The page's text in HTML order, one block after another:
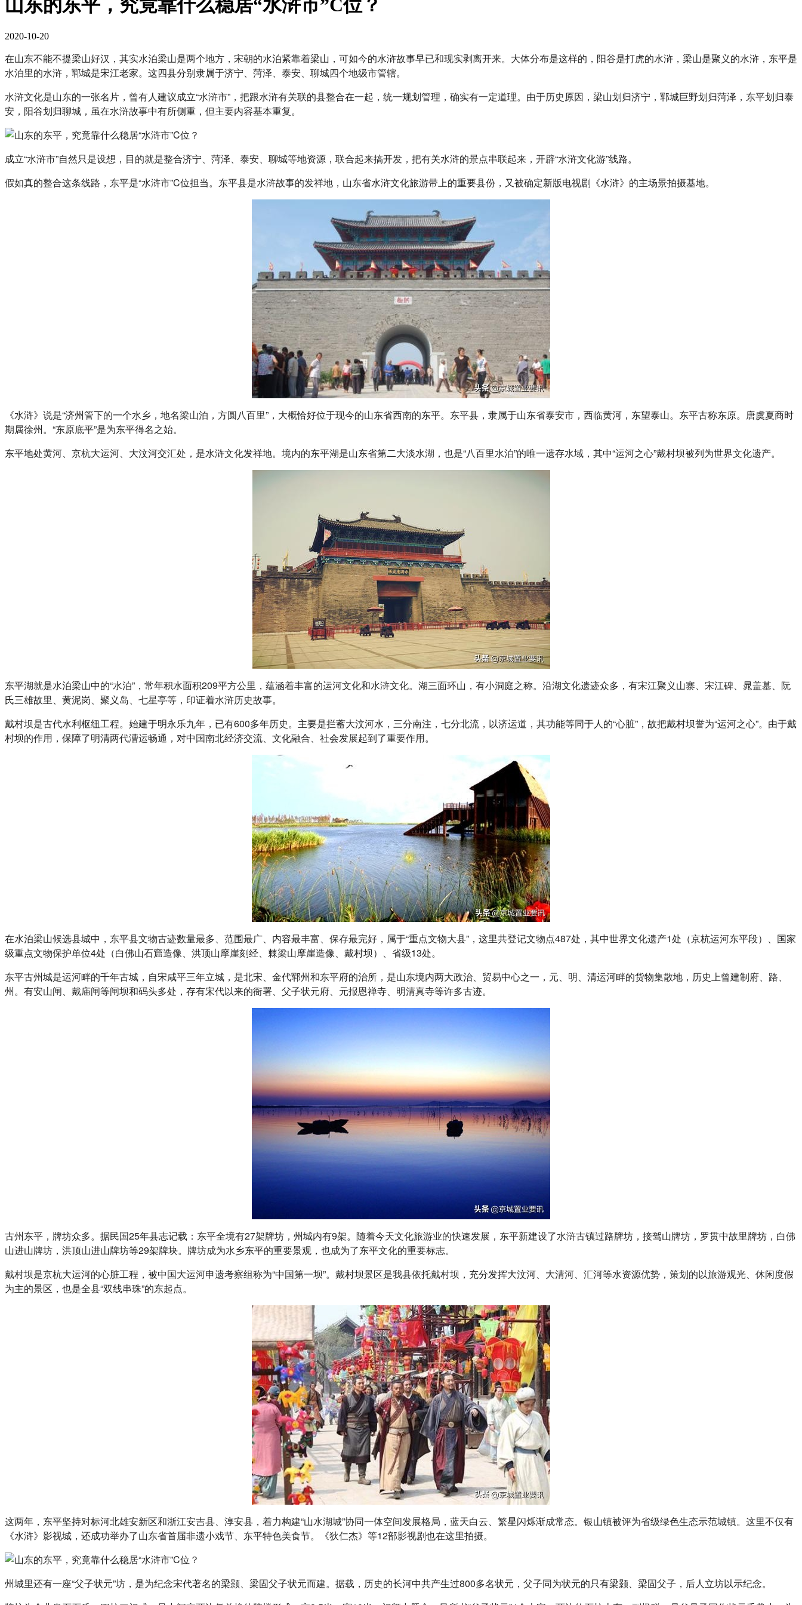
山东的东平，究竟靠什么稳居“水浒市”C位？
2020-10-20
在山东不能不提梁山好汉，其实水泊梁山是两个地方，宋朝的水泊紧靠着梁山，可如今的水浒故事早已和现实剥离开来。大体分布是这样的，阳谷是打虎的水浒，梁山是聚义的水浒，东平是
水泊里的水浒，郓城是宋江老家。这四县分别隶属于济宁、菏泽、泰安、聊城四个地级市管辖。
水浒文化是山东的一张名片，曾有人建议成立“水浒市”，把跟水浒有关联的县整合在一起，统一规划管理，确实有一定道理。由于历史原因，梁山划归济宁，郓城巨野划归菏泽，东平划归泰
安，阳谷划归聊城，虽在水浒故事中有所侧重，但主要内容基本重复。
成立“水浒市”自然只是设想，目的就是整合济宁、菏泽、泰安、聊城等地资源，联合起来搞开发，把有关水浒的景点串联起来，开辟“水浒文化游”线路。
假如真的整合这条线路，东平是“水浒市”C位担当。东平县是水浒故事的发祥地，山东省水浒文化旅游带上的重要县份，又被确定新版电视剧《水浒》的主场景拍摄基地。
《水浒》说是“济州管下的一个水乡，地名梁山泊，方圆八百里”，大概恰好位于现今的山东省西南的东平。东平县，隶属于山东省泰安市，西临黄河，东望泰山。东平古称东原。唐虞夏商时
期属徐州。“东原底平”是为东平得名之始。
东平地处黄河、京杭大运河、大汶河交汇处，是水浒文化发祥地。境内的东平湖是山东省第二大淡水湖，也是“八百里水泊”的唯一遗存水域，其中“运河之心”戴村坝被列为世界文化遗产。
东平湖就是水泊梁山中的“水泊”，常年积水面积209平方公里，蕴涵着丰富的运河文化和水浒文化。湖三面环山，有小洞庭之称。沿湖文化遗迹众多，有宋江聚义山寨、宋江碑、晁盖墓、阮
氏三雄故里、黄泥岗、聚义岛、七星亭等，印证着水浒历史故事。
戴村坝是古代水利枢纽工程。始建于明永乐九年，已有600多年历史。主要是拦蓄大汶河水，三分南注，七分北流，以济运道，其功能等同于人的“心脏”，故把戴村坝誉为“运河之心”。由于戴
村坝的作用，保障了明清两代漕运畅通，对中国南北经济交流、文化融合、社会发展起到了重要作用。
在水泊梁山候选县城中，东平县文物古迹数量最多、范围最广、内容最丰富、保存最完好，属于“重点文物大县”，这里共登记文物点487处，其中世界文化遗产1处（京杭运河东平段）、国家
级重点文物保护单位4处（白佛山石窟造像、洪顶山摩崖刻经、棘梁山摩崖造像、戴村坝）、省级13处。
东平古州城是运河畔的千年古城，自宋咸平三年立城，是北宋、金代郓州和东平府的治所，是山东境内两大政治、贸易中心之一，元、明、清运河畔的货物集散地，历史上曾建制府、路、
州。有安山闸、戴庙闸等闸坝和码头多处，存有宋代以来的衙署、父子状元府、元报恩禅寺、明清真寺等许多古迹。
古州东平，牌坊众多。据民国25年县志记载：东平全境有27架牌坊，州城内有9架。随着今天文化旅游业的快速发展，东平新建设了水浒古镇过路牌坊，接驾山牌坊，罗贯中故里牌坊，白佛
山进山牌坊，洪顶山进山牌坊等29架牌块。牌坊成为水乡东平的重要景观，也成为了东平文化的重要标志。
戴村坝是京杭大运河的心脏工程，被中国大运河申遗考察组称为“中国第一坝”。戴村坝景区是我县依托戴村坝，充分发挥大汶河、大清河、汇河等水资源优势，策划的以旅游观光、休闲度假
为主的景区，也是全县“双线串珠”的东起点。
这两年，东平坚持对标河北雄安新区和浙江安吉县、淳安县，着力构建“山水湖城”协同一体空间发展格局，蓝天白云、繁星闪烁渐成常态。银山镇被评为省级绿色生态示范城镇。这里不仅有
《水浒》影视城，还成功举办了山东省首届非遗小戏节、东平特色美食节。《狄仁杰》等12部影视剧也在这里拍摄。
州城里还有一座“父子状元”坊，是为纪念宋代著名的梁颢、梁固父子状元而建。据载，历史的长河中共产生过800多名状元，父子同为状元的只有梁颢、梁固父子，后人立坊以示纪念。